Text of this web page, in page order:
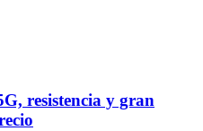
resistencia y gran